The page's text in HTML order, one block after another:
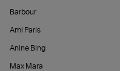
Barbour
Ami Paris
Anine Bing
Max Mara